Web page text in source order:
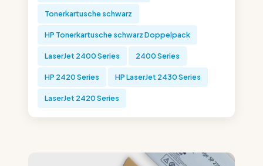
Tonerkartusche schwarz
HP Tonerkartusche schwarz Doppelpack
LaserJet 2400 Series 2400 Series
HP 2420 Series HP LaserJet 2430 Series
LaserJet 2420 Series